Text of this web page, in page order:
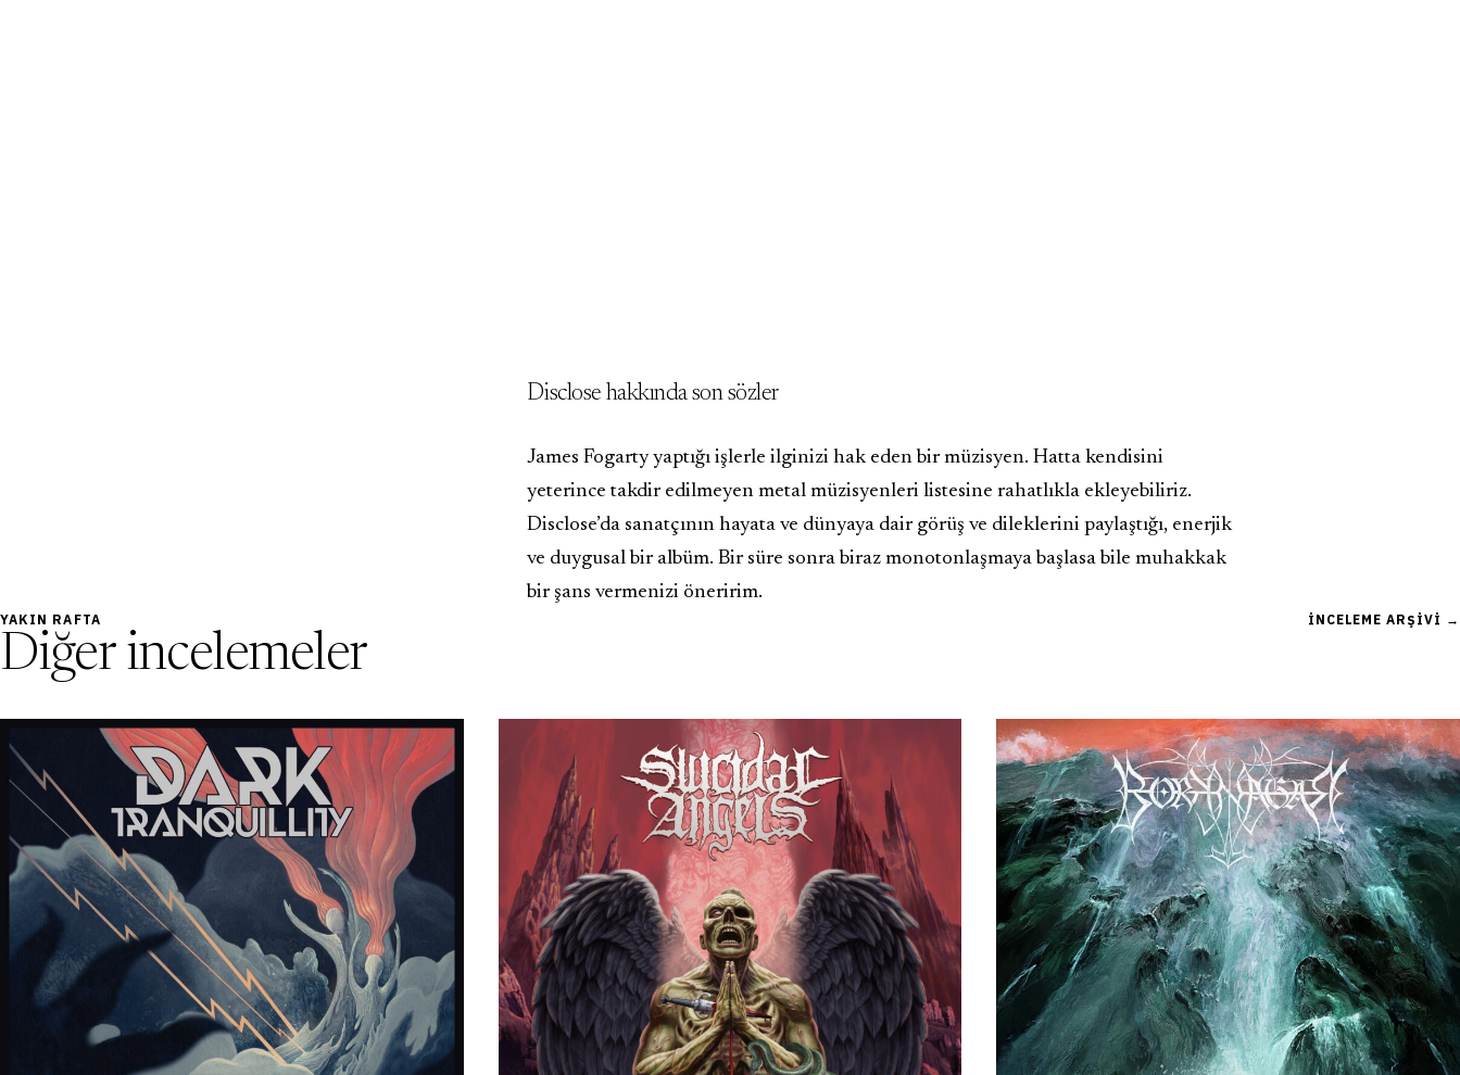
Disclose hakkında son sözler
James Fogarty yaptığı işlerle ilginizi hak eden bir müzisyen. Hatta kendisini
yeterince takdir edilmeyen metal müzisyenleri listesine rahatlıkla ekleyebiliriz.
Disclose’da sanatçının hayata ve dünyaya dair görüş ve dileklerini paylaştığı, enerjik
ve duygusal bir albüm. Bir süre sonra biraz monotonlaşmaya başlasa bile muhakkak
bir şans vermenizi öneririm.
YAKIN RAFTA
Diğer incelemeler
İNCELEME ARŞIVI →